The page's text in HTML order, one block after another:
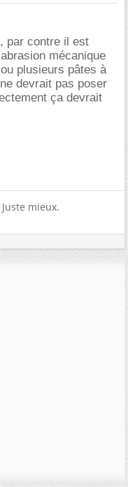
par contre il est
mécanique
plusieurs pâtes à
devrait pas poser
ça devrait
mieux.